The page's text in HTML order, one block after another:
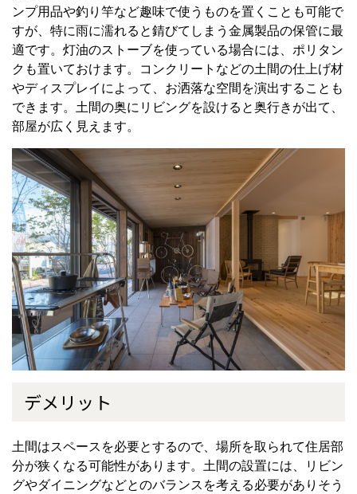
ンプ用品や釣り竿など趣味で使うものを置くことも可能で
すが、特に雨に濡れると錆びてしまう金属製品の保管に最
適です。灯油のストーブを使っている場合には、ポリタン
クも置いておけます。コンクリートなどの土間の仕上げ材
やディスプレイによって、お洒落な空間を演出することも
できます。土間の奥にリビングを設けると奥行きが出て、
部屋が広く見えます。
デメリット
土間はスペースを必要とするので、場所を取られて住居部
分が狭くなる可能性があります。土間の設置には、リビン
グやダイニングなどとのバランスを考える必要がありそう